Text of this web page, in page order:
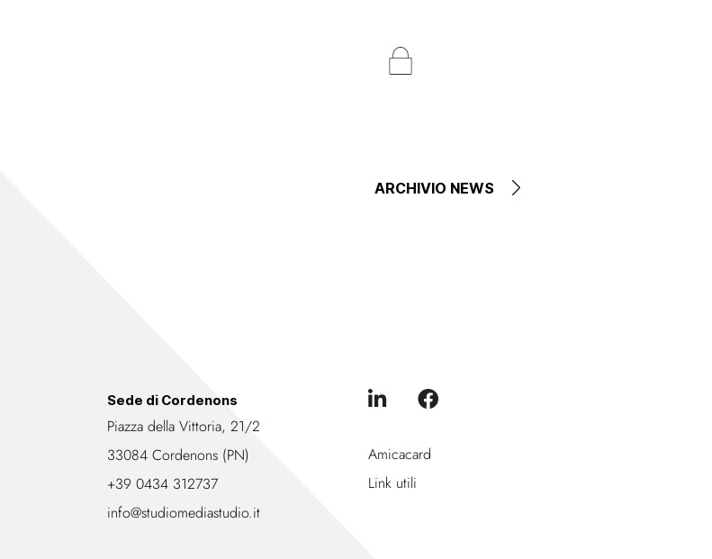
ARCHIVIO NEWS
Sede di Cordenons
Piazza della Vittoria, 21/2
33084 Cordenons (PN)
+39 0434 312737
info@studiomediastudio.it
Amicacard
Link utili